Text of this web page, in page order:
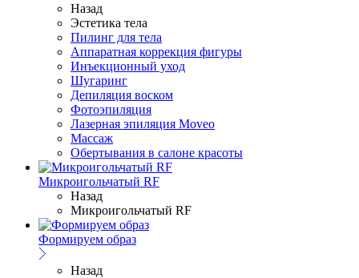
Назад
Эстетика тела
Пилинг для тела
Аппаратная коррекция фигуры
Инъекционный уход
Шугаринг
Депиляция воском
Фотоэпиляция
Лазерная эпиляция Moveo
Массаж
Обертывания в салоне красоты
Микроигольчатый RF
Назад
Микроигольчатый RF
Формируем образ
Назад